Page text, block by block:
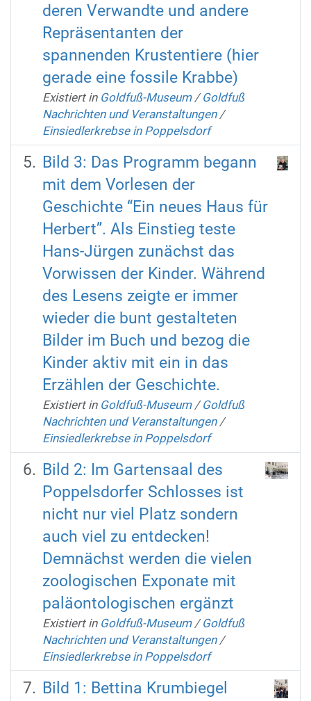
deren Verwandte und andere
Repräsentanten der
spannenden Krustentiere (hier
gerade eine fossile Krabbe)
Existiert in Goldfuß-Museum /Goldfuß
Nachrichten und Veranstaltungen /
Einsiedlerkrebse in Poppelsdorf
Bild 3: Das Programm begann
mit dem Vorlesen der
Geschichte “Ein neues Haus für
Herbert”. Als Einstieg teste
Hans-Jürgen zunächst das
Vorwissen der Kinder. Während
des Lesens zeigte er immer
wieder die bunt gestalteten
Bilder im Buch und bezog die
Kinder aktiv mit ein in das
Erzählen der Geschichte.
Existiert in Goldfuß-Museum /Goldfuß
Nachrichten und Veranstaltungen /
Einsiedlerkrebse in Poppelsdorf
Bild 2: Im Gartensaal des
Poppelsdorfer Schlosses ist
nicht nur viel Platz sondern
auch viel zu entdecken!
Demnächst werden die vielen
zoologischen Exponate mit
paläontologischen ergänzt
Existiert in Goldfuß-Museum /Goldfuß
Nachrichten und Veranstaltungen /
Einsiedlerkrebse in Poppelsdorf
Bild 1: Bettina Krumbiegel